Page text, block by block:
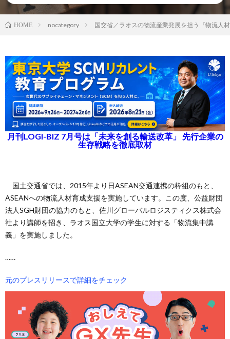
HOME nocategory 国交省／ラオスの物流産業発展を担う『物流人
月刊LOGI-BIZ 7月号は「未来を創る輸送改革」 先行企業の
生存戦略を徹底取材
国土交通省では、2015年より日ASEAN交通連携の枠組のもと、
ASEANへの物流人材育成支援を実施しています。この度、公益財団
法人SGH財団の協力のもと、佐川グローバルロジスティクス株式会
社より講師を招き、ラオス国立大学の学生に対する「物流集中講
義」を実施しました。
……
元のプレスリリースで詳細をチェック